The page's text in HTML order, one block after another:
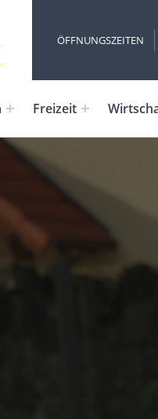
ÖFFNUNGSZEITEN
Freizeit